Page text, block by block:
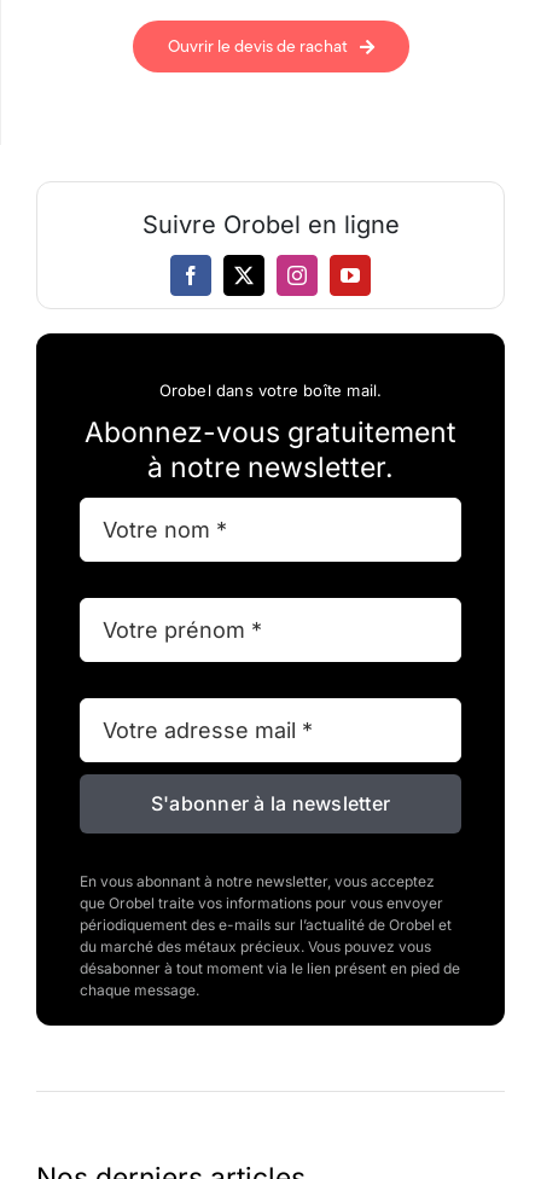
Ouvrir le devis de rachat
Suivre Orobel en ligne
Orobel dans votre boîte mail.
Abonnez-vous gratuitement
à notre newsletter.
S'abonner à la newsletter
En vous abonnant à notre newsletter, vous acceptez
que Orobel traite vos informations pour vous envoyer
périodiquement des e-mails sur l’actualité de Orobel et
du marché des métaux précieux. Vous pouvez vous
désabonner à tout moment via le lien présent en pied de
chaque message.